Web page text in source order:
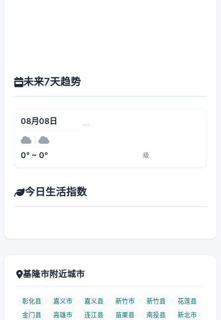
未来7天趋势
08月08日
0° ~ 0° 级
今日生活指数
基隆市附近城市
彰化县 嘉义市 嘉义县 新竹市 新竹县
花莲县
金门县
高雄市 连江县 苗栗县 南投县
新北市